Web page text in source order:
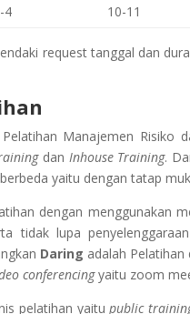
4 10-11
request tanggal dan
Manajemen Risiko
dan Inhouse Training.
yaitu dengan tatap
dengan menggunakan
tidak lupa
Daring adalah
conferencingyaitu zoom
pelatihan yaitupublic